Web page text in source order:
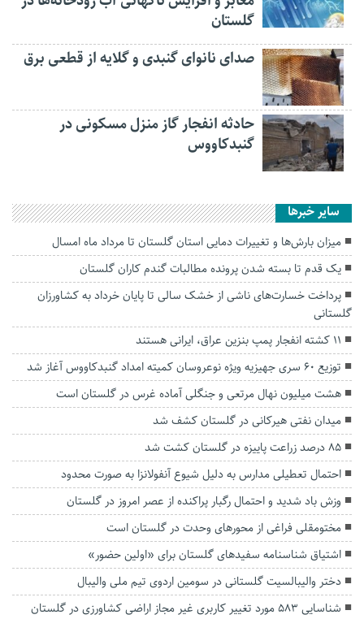
گلستان
صدای نانوای گنبدی و گلایه از قطعی برق
حادثه انفجار گاز منزل مسکونی در
گنبدکاووس
سایر خبرها
میزان بارش‌ها و تغییرات دمایی استان گلستان تا مرداد ماه امسال
یک قدم تا بسته شدن پرونده مطالبات گندم کاران گلستان
پرداخت خسارت‌های ناشی از خشک سالی تا پایان خرداد به کشاورزان
گلستانی
۱۱ کشته انفجار پمپ بنزین عراق، ایرانی هستند
توزیع ۶۰ سری جهیزیه ویژه نوعروسان کمیته امداد گنبدکاووس آغاز شد
هشت میلیون نهال مرتعی و جنگلی آماده غرس در گلستان است
میدان نفتی هیرکانی در گلستان کشف شد
۸۵ درصد زراعت پاییزه در گلستان کشت شد
احتمال تعطیلی مدارس به دلیل شیوع آنفولانزا به صورت محدود
وزش باد شدید و احتمال رگبار پراکنده از عصر امروز در گلستان
مختومقلی فراغی از محور‌های وحدت در گلستان است
اشتیاق شناسنامه سفیدهای گلستان برای «اولین حضور»
دختر والیبالسیت گلستانی در سومین اردوی تیم ملی والیبال
شناسایی ۵۸۳ مورد تغییر کاربری غیر مجاز اراضی کشاورزی در گلستان